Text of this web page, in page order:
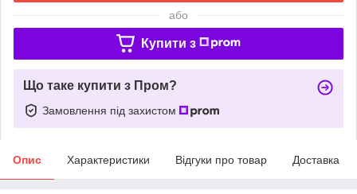
або
Купити з
Що таке купити з Пром?
Замовлення під захистом
Опис Характеристики Відгуки про товар Доставка